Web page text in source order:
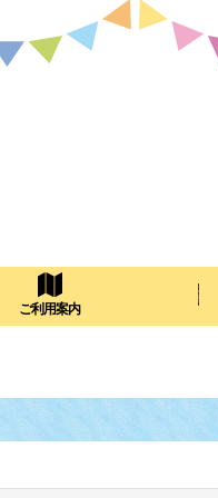
ご利用案内